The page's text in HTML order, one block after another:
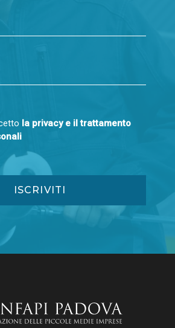
la privacy e il trattamento